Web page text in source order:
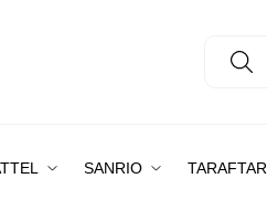
SANRIO TARAFTAR